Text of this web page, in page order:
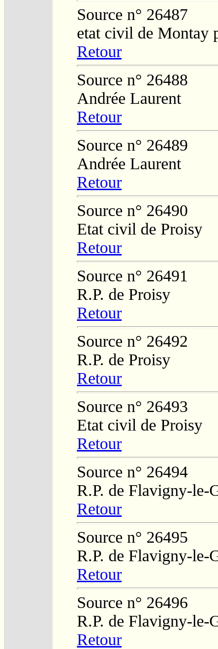
Source n° 26487
etat civil de Montay
Retour
Source n° 26488
Andrée Laurent
Retour
Source n° 26489
Andrée Laurent
Retour
Source n° 26490
Etat civil de Proisy
Retour
Source n° 26491
R.P. de Proisy
Retour
Source n° 26492
R.P. de Proisy
Retour
Source n° 26493
Etat civil de Proisy
Retour
Source n° 26494
R.P. de Flavigny-le-
Retour
Source n° 26495
R.P. de Flavigny-le-
Retour
Source n° 26496
R.P. de Flavigny-le-
Retour